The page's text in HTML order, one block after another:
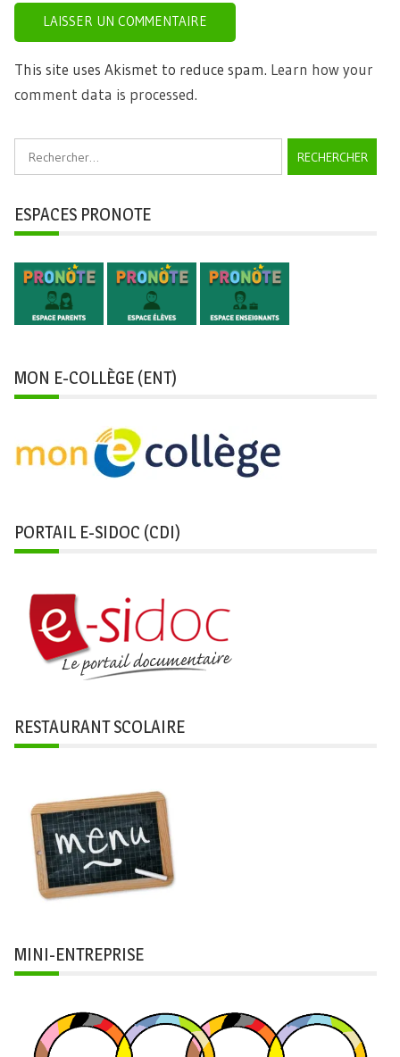
This site uses Akismet to reduce spam. Learn how your
comment data is processed.
Rechercher :
ESPACES PRONOTE
MON E-COLLÈGE (ENT)
PORTAIL E-SIDOC (CDI)
RESTAURANT SCOLAIRE
MINI-ENTREPRISE